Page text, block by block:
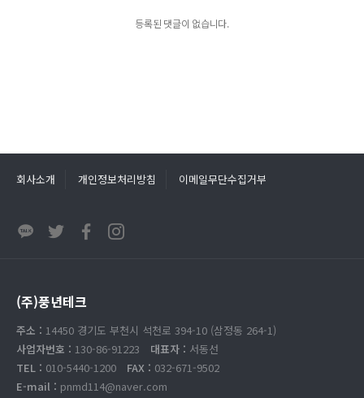
등록된 댓글이 없습니다.
회사소개 개인정보처리방침 이메일무단수집거부
(주)풍년테크
주소 : 14450 경기도 부천시 석천로 394-10 (삼정동 264-1)
사업자번호 : 130-86-91223 대표자 : 서동선
TEL : 010-5440-1200 FAX : 032-671-9502
E-mail : pnmd114@naver.com